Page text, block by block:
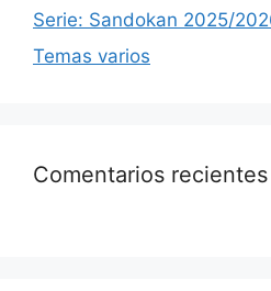
Serie: Sandokan 2025/
Temas varios
Comentarios recientes